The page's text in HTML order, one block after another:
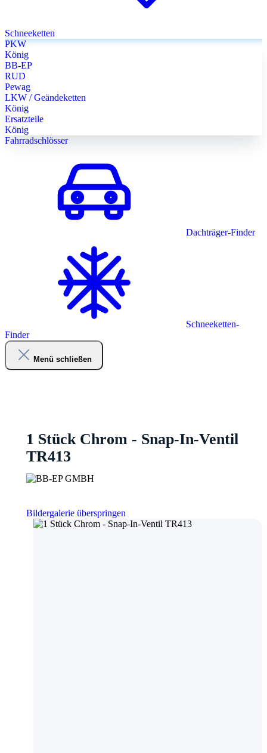
Schneeketten
PKW
König
BB-EP
RUD
Pewag
LKW / Geändeketten
König
Ersatzteile
König
Fahrradschlösser
Dachträger-Finder
Schneeketten-
Finder
Menü schließen
1 Stück Chrom - Snap-In-Ventil
TR413
Bildergalerie überspringen